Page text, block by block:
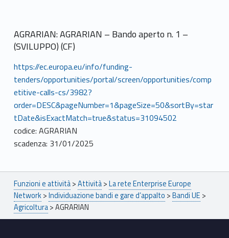
AGRARIAN: AGRARIAN – Bando aperto n. 1 –
(SVILUPPO) (CF)
https://ec.europa.eu/info/funding-
tenders/opportunities/portal/screen/opportunities/comp
etitive-calls-cs/3982?
order=DESC&pageNumber=1&pageSize=50&sortBy=star
tDate&isExactMatch=true&status=31094502
codice: AGRARIAN
scadenza: 31/01/2025
Breadcrumbs navigation
Funzioni e attività>Attività>La rete Enterprise Europe
Network>Individuazione bandi e gare d’appalto >Bandi UE >
Agricoltura>AGRARIAN